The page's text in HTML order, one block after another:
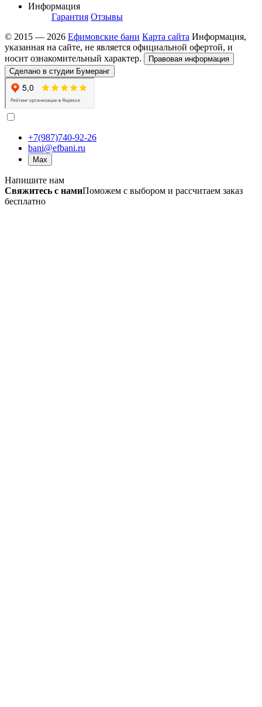
Информация
Гарантия Отзывы
© 2015 — 2026 Ефимовские бани Карта сайта Информация,
указанная на сайте, не является официальной офертой, и
носит ознакомительный характер.
Правовая информация
Сделано в студии Бумеранг
+7(987)740-92-26
bani@efbani.ru
Max
Напишите нам
Свяжитесь с намиПоможем с выбором и рассчитаем заказ
бесплатно